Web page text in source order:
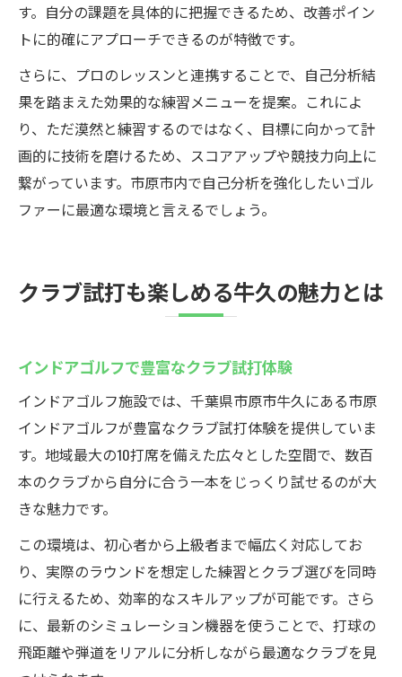
す。自分の課題を具体的に把握できるため、改善ポイン
トに的確にアプローチできるのが特徴です。
さらに、プロのレッスンと連携することで、自己分析結
果を踏まえた効果的な練習メニューを提案。これによ
り、ただ漠然と練習するのではなく、目標に向かって計
画的に技術を磨けるため、スコアアップや競技力向上に
繋がっています。市原市内で自己分析を強化したいゴル
ファーに最適な環境と言えるでしょう。
クラブ試打も楽しめる牛久の魅力とは
インドアゴルフで豊富なクラブ試打体験
インドアゴルフ施設では、千葉県市原市牛久にある市原
インドアゴルフが豊富なクラブ試打体験を提供していま
す。地域最大の10打席を備えた広々とした空間で、数百
本のクラブから自分に合う一本をじっくり試せるのが大
きな魅力です。
この環境は、初心者から上級者まで幅広く対応してお
り、実際のラウンドを想定した練習とクラブ選びを同時
に行えるため、効率的なスキルアップが可能です。さら
に、最新のシミュレーション機器を使うことで、打球の
飛距離や弾道をリアルに分析しながら最適なクラブを見